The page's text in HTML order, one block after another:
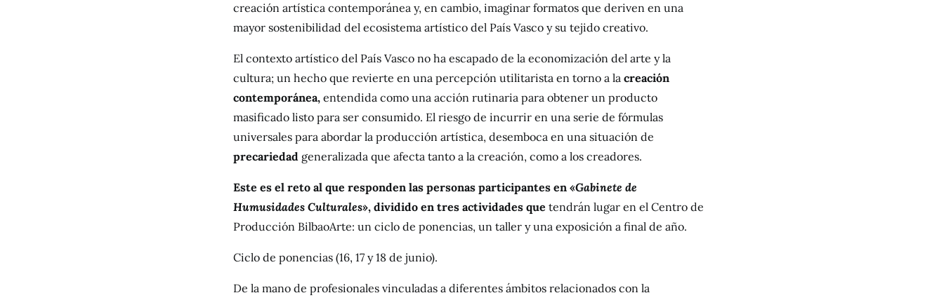
creación artística contemporánea y, en cambio, imaginar formatos que deriven en una
mayor sostenibilidad del ecosistema artístico del País Vasco y su tejido creativo.
El contexto artístico del País Vasco no ha escapado de la economización del arte y la
cultura; un hecho que revierte en una percepción utilitarista en torno a la creación
contemporánea, entendida como una acción rutinaria para obtener un producto
masificado listo para ser consumido. El riesgo de incurrir en una serie de fórmulas
universales para abordar la producción artística, desemboca en una situación de
precariedad generalizada que afecta tanto a la creación, como a los creadores.
Este es el reto al que responden las personas participantes en «Gabinete de
Humusidades Culturales», dividido en tres actividades que tendrán lugar en el Centro de
Producción BilbaoArte: un ciclo de ponencias, un taller y una exposición a final de año.
Ciclo de ponencias (16, 17 y 18 de junio).
De la mano de profesionales vinculadas a diferentes ámbitos relacionados con la